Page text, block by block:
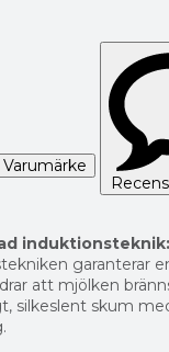
Varumärke
garanterar
att mjölken
silkeslent skum